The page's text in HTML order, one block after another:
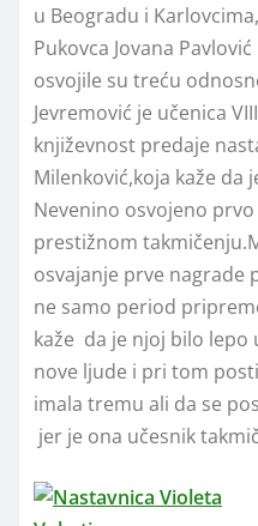
u Beogradu i
Pukovca Jovana
osvojile su treću
Jevremović je učenica
književnost predaje
Milenković,koja kaže da
Nevenino osvojeno
prestižnom
osvajanje prve nagrade
ne samo period
kaže da je njoj bilo lepo
nove ljude i pri tom
imala tremu ali da se
jer je ona učesnik